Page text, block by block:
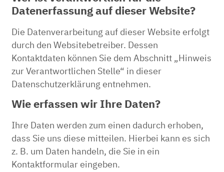
Datenerfassung auf dieser Website?
Die Datenverarbeitung auf dieser Website erfolgt
durch den Websitebetreiber. Dessen
Kontaktdaten können Sie dem Abschnitt „Hinweis
zur Verantwortlichen Stelle“ in dieser
Datenschutzerklärung entnehmen.
Wie erfassen wir Ihre Daten?
Ihre Daten werden zum einen dadurch erhoben,
dass Sie uns diese mitteilen. Hierbei kann es sich
z. B. um Daten handeln, die Sie in ein
Kontaktformular eingeben.